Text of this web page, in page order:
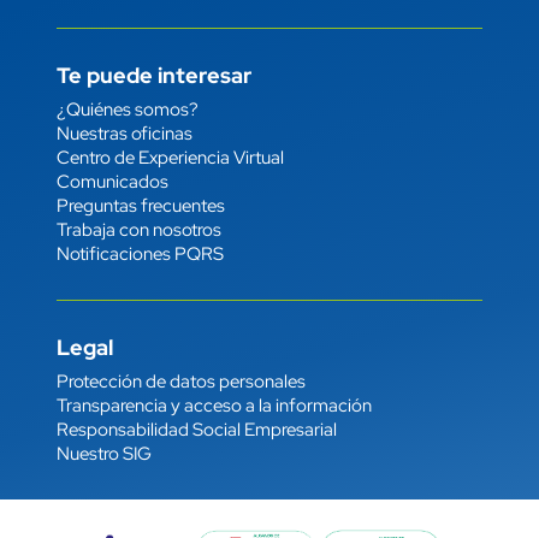
Te puede interesar
Enlace
¿Quiénes somos?
Nuestras oficinas
Centro de Experiencia Virtual
Comunicados
Preguntas frecuentes
Trabaja con nosotros
Notificaciones PQRS
Legal
Enlace
Protección de datos personales
Transparencia y acceso a la información
Responsabilidad Social Empresarial
Nuestro SIG